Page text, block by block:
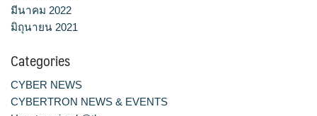
มีนาคม 2022
มิถุนายน 2021
Categories
CYBER NEWS
CYBERTRON NEWS & EVENTS